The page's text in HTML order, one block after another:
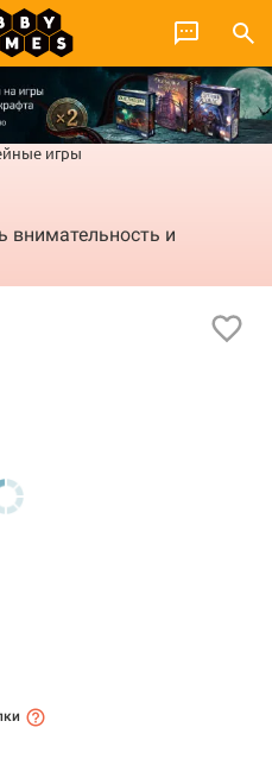
игры
внимательность и